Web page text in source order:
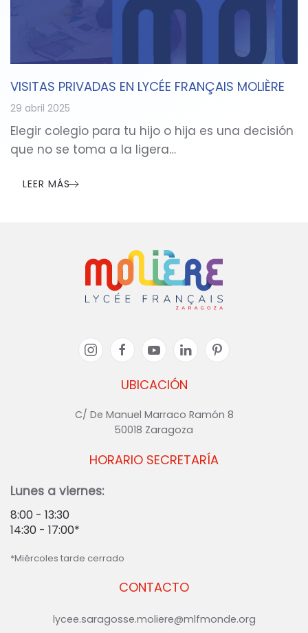
VISITAS PRIVADAS EN LYCÉE FRANÇAIS MOLIÈRE
29 abril 2025
Elegir colegio para tu hijo o hija es una decisión
que no se toma a la ligera…
LEER MÁS
UBICACIÓN
C/ De Manuel Marraco Ramón 8
50018 Zaragoza
CONTACTO
lycee.saragosse.moliere@mlfmonde.org
HORARIO SECRETARÍA
Lunes a viernes:
8:00 - 13:30
14:30 - 17:00*
*Miércoles tarde cerrado